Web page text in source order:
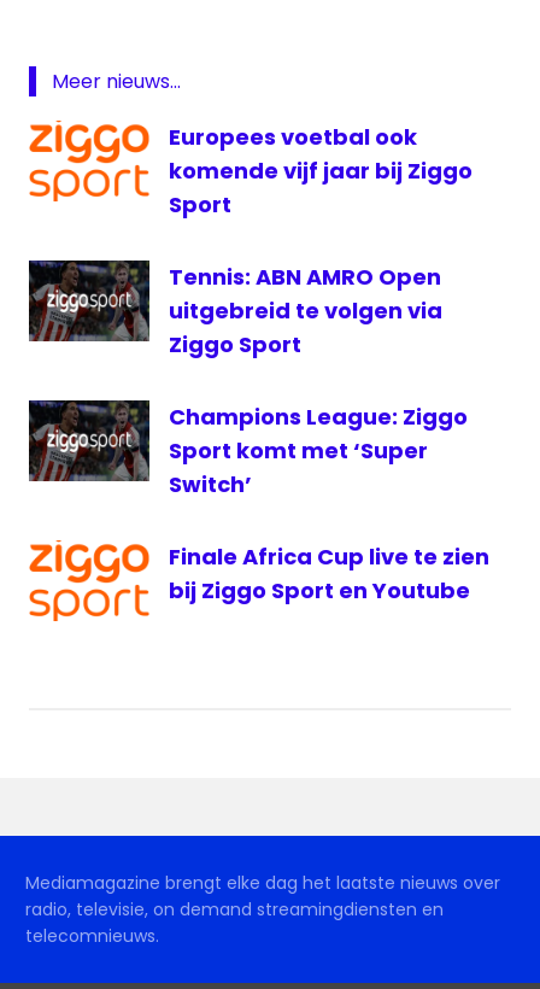
Masters
live
Ziggo
Ziggo
Sport
Golf
Meer nieuws...
Europees voetbal ook
komende vijf jaar bij Ziggo
Sport
Tennis: ABN AMRO Open
uitgebreid te volgen via
Ziggo Sport
Champions League: Ziggo
Sport komt met ‘Super
Switch’
Finale Africa Cup live te zien
bij Ziggo Sport en Youtube
Mediamagazine brengt elke dag het laatste nieuws over
radio, televisie, on demand streamingdiensten en
telecomnieuws.